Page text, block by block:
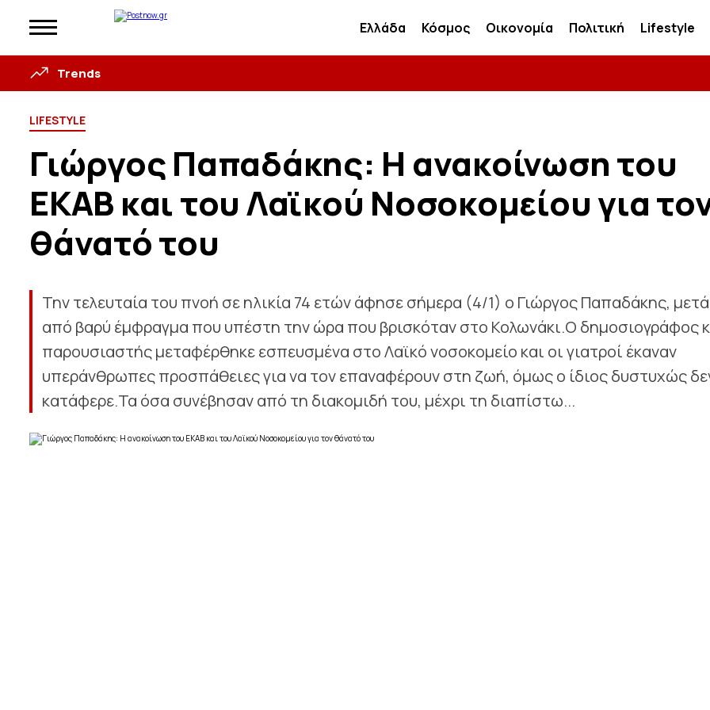
Ελλάδα Κόσμος Οικονομία Πολιτική Lifestyle
Trends
LIFESTYLE
Γιώργος Παπαδάκης: Η ανακοίνωση του
ΕΚΑΒ και του Λαϊκού Νοσοκομείου για
θάνατό του
Την τελευταία του πνοή σε ηλικία 74 ετών άφησε σήμερα (4/1) ο Γιώργος Παπαδάκης, μετά
από βαρύ έμφραγμα που υπέστη την ώρα που βρισκόταν στο Κολωνάκι.Ο δημοσιογράφος
παρουσιαστής μεταφέρθηκε εσπευσμένα στο Λαϊκό νοσοκομείο και οι γιατροί έκαναν
υπεράνθρωπες προσπάθειες για να τον επαναφέρουν στη ζωή, όμως ο ίδιος δυστυχώς
κατάφερε.Τα όσα συνέβησαν από τη διακομιδή του, μέχρι τη διαπίστω...